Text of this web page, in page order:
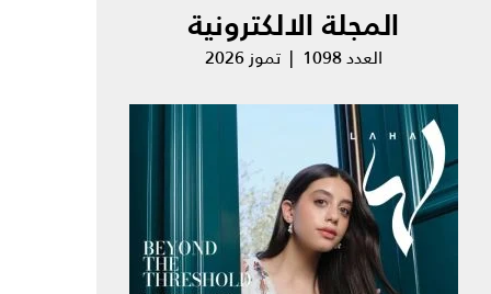
المجلة الالكترونية
العدد 1098 | تموز 2026